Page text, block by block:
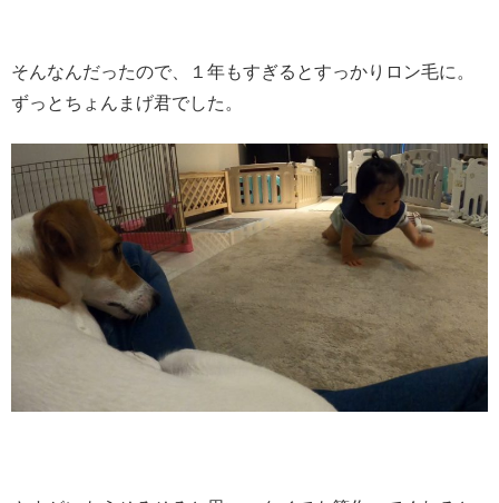
そんなんだったので、１年もすぎるとすっかりロン毛に。
ずっとちょんまげ君でした。